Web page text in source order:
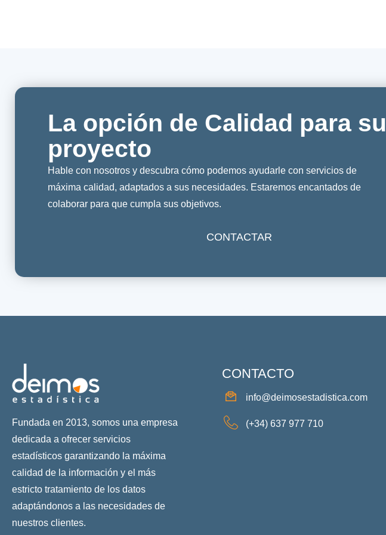
La opción de Calidad para su
proyecto
Hable con nosotros y descubra cómo podemos ayudarle con servicios de
máxima calidad, adaptados a sus necesidades. Estaremos encantados de
colaborar para que cumpla sus objetivos.
CONTACTAR
Fundada en 2013, somos una empresa
dedicada a ofrecer servicios
estadísticos garantizando la máxima
calidad de la información y el más
estricto tratamiento de los datos
adaptándonos a las necesidades de
nuestros clientes.
CONTACTO
info@deimosestadistica.com
(+34) 637 977 710